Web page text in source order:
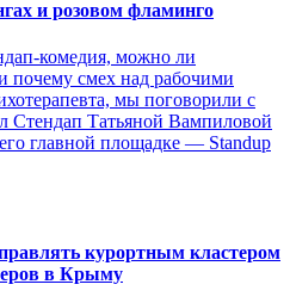
и розовом фламинго
комедия, можно ли
почему смех над рабочими
мы поговорили с
Стендап Татьяной Вампиловой
главной площадке — Standup
курортным кластером
в Крыму